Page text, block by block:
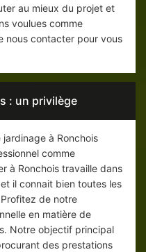
au mieux du projet et
voulues comme
nous contacter pour vous
: un privilège
à Ronchois
comme
à Ronchois travaille dans
il connait bien toutes les
de notre
en matière de
Notre objectif principal
des prestations